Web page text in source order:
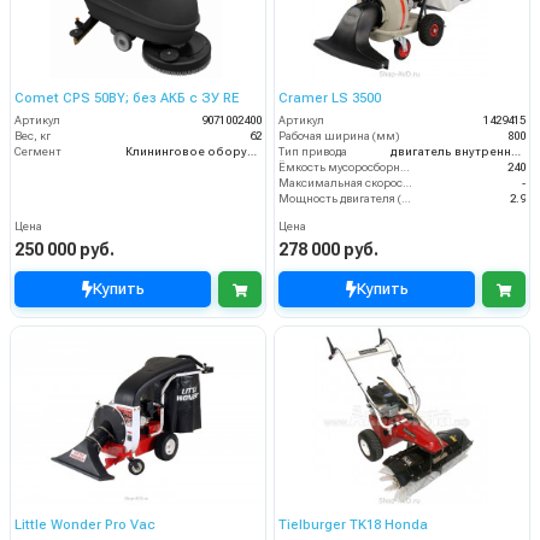
Comet CPS 50BY; без АКБ с ЗУ RE
Артикул
9071002400
Вес, кг
62
Сегмент
Клининговое оборудование
Цена
250 000 руб.
Купить
Cramer LS 3500
Артикул
1429415
Рабочая ширина (мм)
800
Тип привода
двигатель внутреннего сгорания
Ёмкость мусоросборника (л)
240
Максимальная скорость движения (км/ч)
-
Мощность двигателя (кВт)
2.9
Цена
278 000 руб.
Купить
Little Wonder Pro Vac Tielburger TK18 Honda